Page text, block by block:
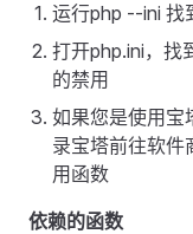
运行php --ini 找
打开php.ini，找
的禁用
如果您是使用宝
录宝塔前往软件
用函数
依赖的函数